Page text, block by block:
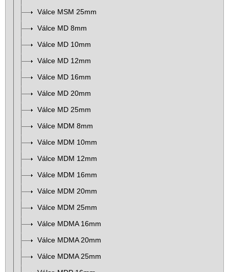
Válce MSM 25mm
Válce MD 8mm
Válce MD 10mm
Válce MD 12mm
Válce MD 16mm
Válce MD 20mm
Válce MD 25mm
Válce MDM 8mm
Válce MDM 10mm
Válce MDM 12mm
Válce MDM 16mm
Válce MDM 20mm
Válce MDM 25mm
Válce MDMA 16mm
Válce MDMA 20mm
Válce MDMA 25mm